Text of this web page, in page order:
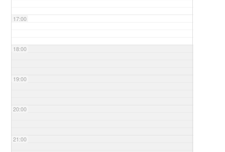
17:00
18:00
19:00
20:00
21:00